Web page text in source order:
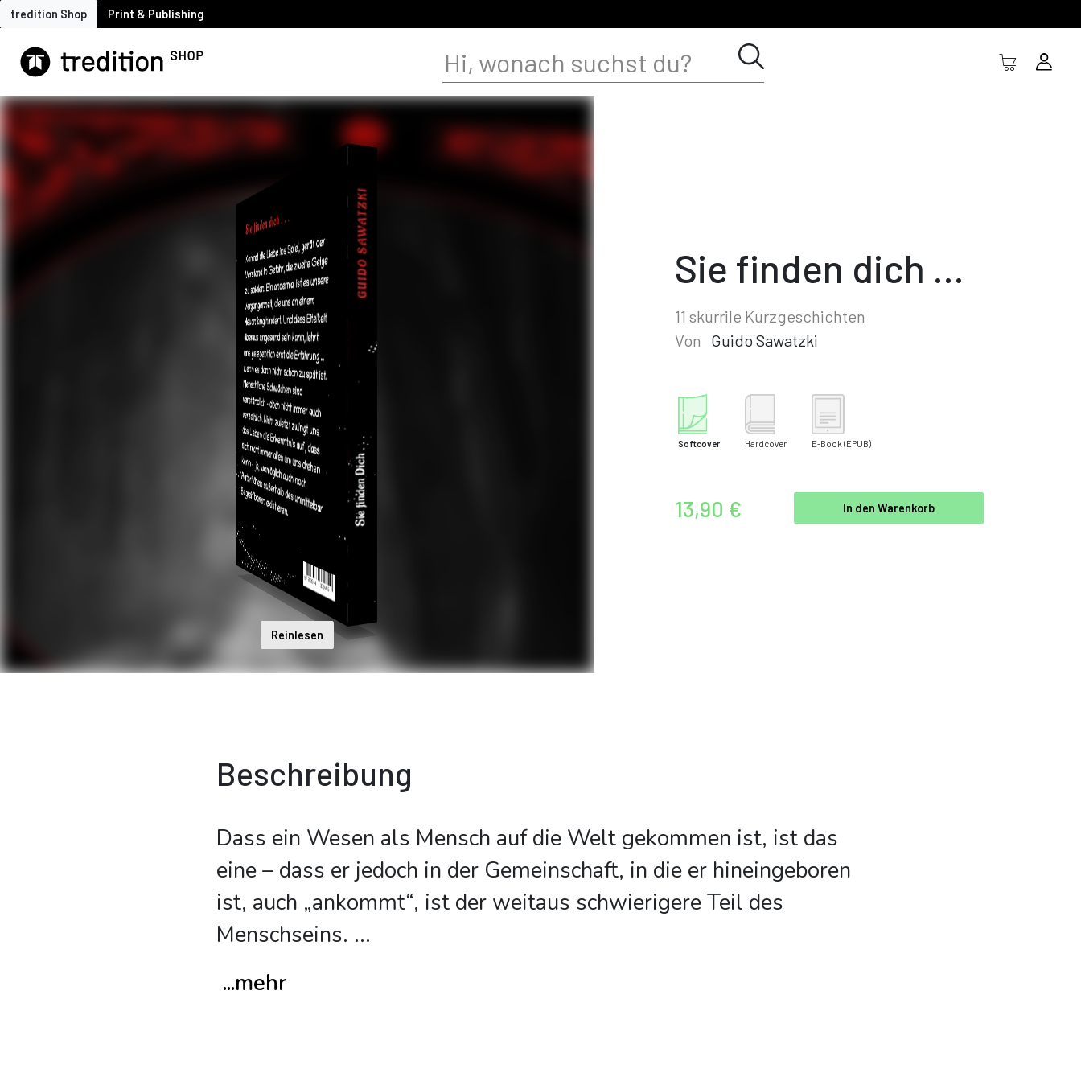
tredition Shop Print & Publishing
Reinlesen
Sie finden dich ...
11 skurrile Kurzgeschichten
Von
Guido Sawatzki
Softcover Hardcover E-Book (EPUB)
13,90 € In den Warenkorb
Beschreibung
Dass ein Wesen als Mensch auf die Welt gekommen ist, ist das
eine – dass er jedoch in der Gemeinschaft, in die er hineingeboren
ist, auch „ankommt“, ist der weitaus schwierigere Teil des
Menschseins. ...
...mehr